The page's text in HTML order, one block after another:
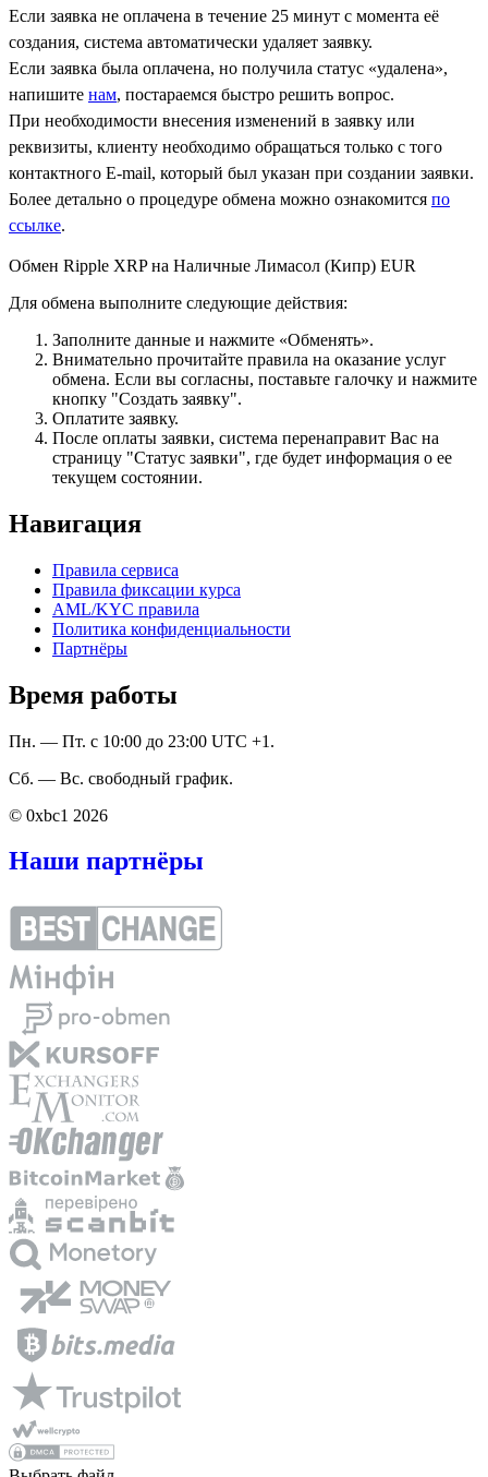
Если заявка не оплачена в течение 25 минут с момента её
создания, система автоматически удаляет заявку.
Если заявка была оплачена, но получила статус «удалена»,
напишите нам, постараемся быстро решить вопрос.
При необходимости внесения изменений в заявку или
реквизиты, клиенту необходимо обращаться только с того
контактного Е-mail, который был указан при создании заявки.
Более детально о процедуре обмена можно ознакомится по
ссылке.
Обмен Ripple XRP на Наличные Лимасол (Кипр) EUR
Для обмена выполните следующие действия:
Заполните данные и нажмите «Обменять».
Внимательно прочитайте правила на оказание услуг
обмена. Если вы согласны, поставьте галочку и нажмите
кнопку "Создать заявку".
Оплатите заявку.
После оплаты заявки, система перенаправит Вас на
страницу "Статус заявки", где будет информация о ее
текущем состоянии.
Навигация
Правила сервиса
Правила фиксации курса
AML/KYC правила
Политика конфиденциальности
Партнёры
Время работы
Пн. — Пт. с 10:00 до 23:00 UTC +1.
Сб. — Вс. свободный график.
© 0xbc1 2026
Наши партнёры